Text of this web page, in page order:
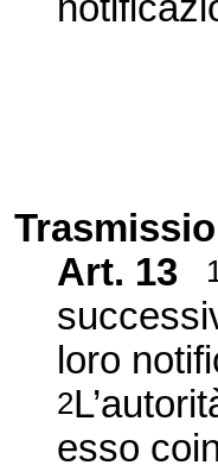
Art. 13
loro
2
esso